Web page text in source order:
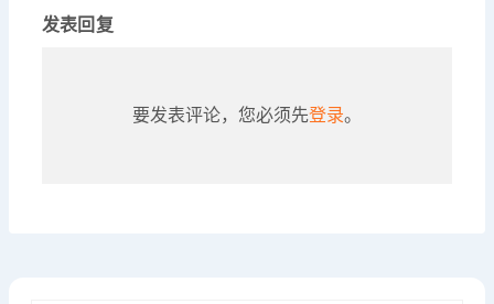
发表回复
要发表评论，您必须先登录。